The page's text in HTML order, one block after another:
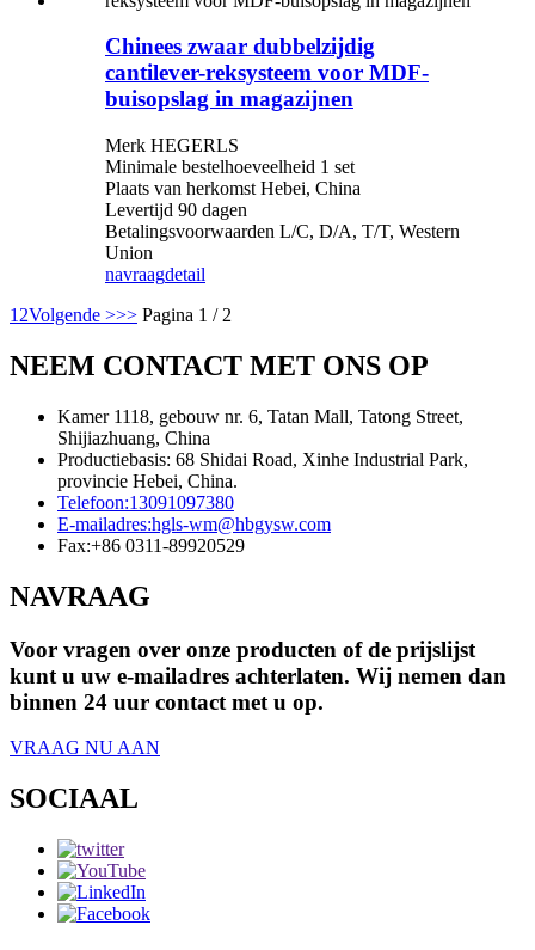
Chinees zwaar dubbelzijdig
cantilever-reksysteem voor MDF-
buisopslag in magazijnen
Merk HEGERLS
Minimale bestelhoeveelheid 1 set
Plaats van herkomst Hebei, China
Levertijd 90 dagen
Betalingsvoorwaarden L/C, D/A, T/T, Western
Union
navraagdetail
1 2Volgende >>> Pagina 1 / 2
NEEM CONTACT MET ONS OP
Kamer 1118, gebouw nr. 6, Tatan Mall, Tatong Street,
Shijiazhuang, China
Productiebasis: 68 Shidai Road, Xinhe Industrial Park,
provincie Hebei, China.
Telefoon:13091097380
E-mailadres:hgls-wm@hbgysw.com
Fax:+86 0311-89920529
NAVRAAG
Voor vragen over onze producten of de prijslijst
kunt u uw e-mailadres achterlaten. Wij nemen dan
binnen 24 uur contact met u op.
VRAAG NU AAN
SOCIAAL